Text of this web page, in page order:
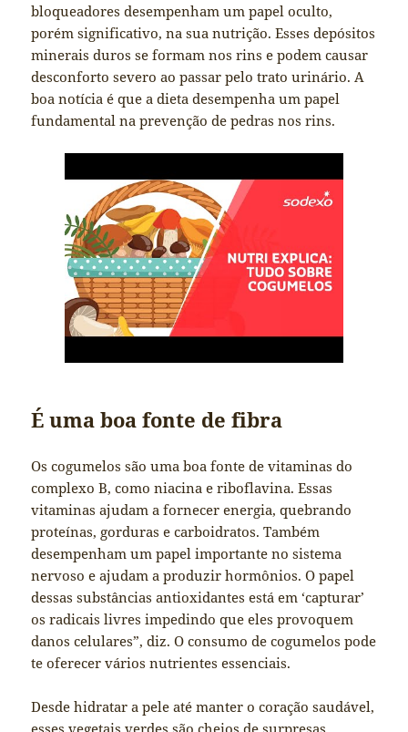
bloqueadores desempenham um papel oculto,
porém significativo, na sua nutrição. Esses depósitos
minerais duros se formam nos rins e podem causar
desconforto severo ao passar pelo trato urinário. A
boa notícia é que a dieta desempenha um papel
fundamental na prevenção de pedras nos rins.
É uma boa fonte de fibra
Os cogumelos são uma boa fonte de vitaminas do
complexo B, como niacina e riboflavina. Essas
vitaminas ajudam a fornecer energia, quebrando
proteínas, gorduras e carboidratos. Também
desempenham um papel importante no sistema
nervoso e ajudam a produzir hormônios. O papel
dessas substâncias antioxidantes está em ‘capturar’
os radicais livres impedindo que eles provoquem
danos celulares”, diz. O consumo de cogumelos pode
te oferecer vários nutrientes essenciais.
Desde hidratar a pele até manter o coração saudável,
esses vegetais verdes são cheios de surpresas.